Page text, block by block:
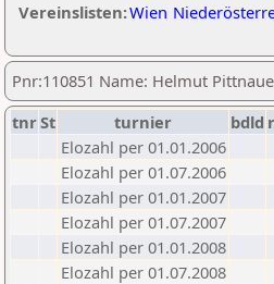
Vereinslisten:Wien
Pnr:110851 Name: Helmut
tnrSt turnier bdld
Elozahl per 01.01.2006
Elozahl per 01.07.2006
Elozahl per 01.01.2007
Elozahl per 01.07.2007
Elozahl per 01.01.2008
Elozahl per 01.07.2008